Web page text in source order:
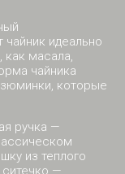
чайник идеально
как масала,
чайника
которые
ручка —
из теплого
ситечко —